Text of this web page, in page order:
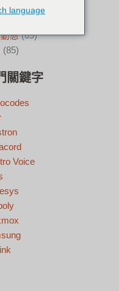
例
態(69)
(85)
關鍵字
Voice
language